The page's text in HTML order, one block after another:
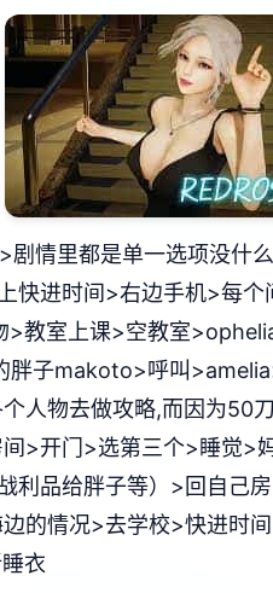
情里都是单一选项没什
快进时间>右边手机>每
教室上课>空教室
子makoto>呼叫
人物去做攻略,而因为50
>开门>选第三个>睡觉>
利品给胖子等）>回自己
的情况>去学校>快进时
衣